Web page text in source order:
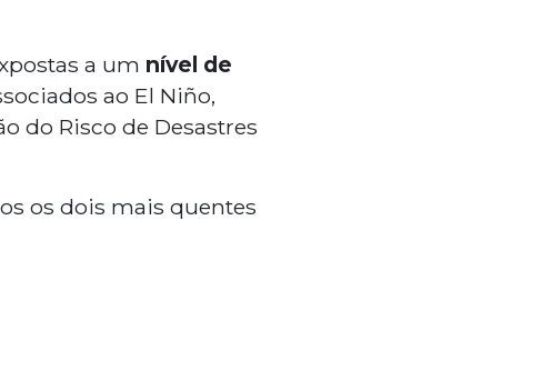
a um nível de
ao El Niño,
do Risco de Desastres
os dois mais quentes